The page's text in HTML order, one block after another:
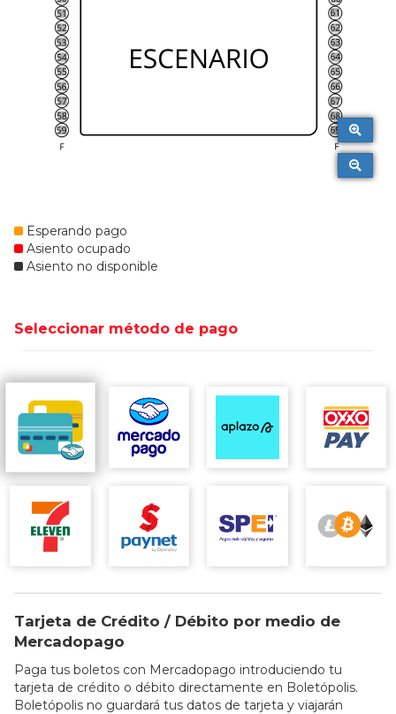
Esperando pago
Asiento ocupado
Asiento no disponible
Seleccionar método de pago
Tarjeta de Crédito / Débito por medio de
Mercadopago
Paga tus boletos con Mercadopago introduciendo tu
tarjeta de crédito o débito directamente en Boletópolis.
Boletópolis no guardará tus datos de tarjeta y viajarán